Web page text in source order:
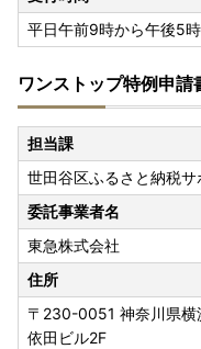
平日午前9時から午後5
ワンストップ特例申請
担当課
世田谷区ふるさと納税サ
委託事業者名
東急株式会社
住所
〒230-0051 神奈川県
依田ビル2F